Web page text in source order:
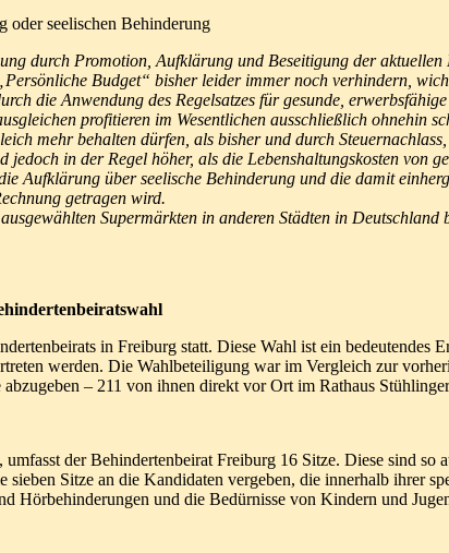
oder seelischen Behinderung
durch Promotion, Aufklärung und Beseitigung der
Budget“ bisher leider immer noch verhindern,
die Anwendung des Regelsatzes für gesunde,
profitieren im Wesentlichen ausschließlich
mehr behalten dürfen, als bisher und durch
jedoch in der Regel höher, als die Lebenshaltungskosten von
Aufklärung über seelische Behinderung und die damit
getragen wird.
Supermärkten in anderen Städten in Deutschland
in Freiburg statt. Diese Wahl ist ein bedeutendes
werden. Die Wahlbeteiligung war im Vergleich zur
– 211 von ihnen direkt vor Ort im Rathaus
der Behindertenbeirat Freiburg 16 Sitze. Diese sind
Sitze an die Kandidaten vergeben, die innerhalb ihrer
Hörbehinderungen und die Bedürnisse von Kindern und